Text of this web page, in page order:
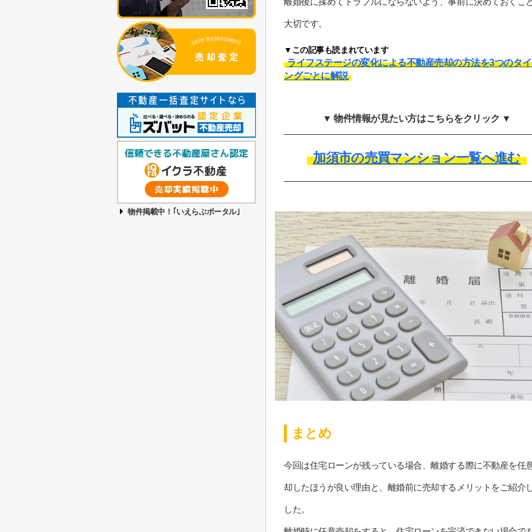
大切です。
▼この記事も読まれています
ライフステージの変化による不動産売却の方法を3つのタ
ングごとに解説
▼ 物件情報が見たい方はこちらをクリック ▼
加須市の売買マンション一覧へ進む
まとめ
今回は住宅ローンが残っている場合、離婚する際に不動産を任
却したほうが良い理由と、離婚前に売却するメリットをご紹介
した。
物件掲載中！｢いえらぶポータル｣